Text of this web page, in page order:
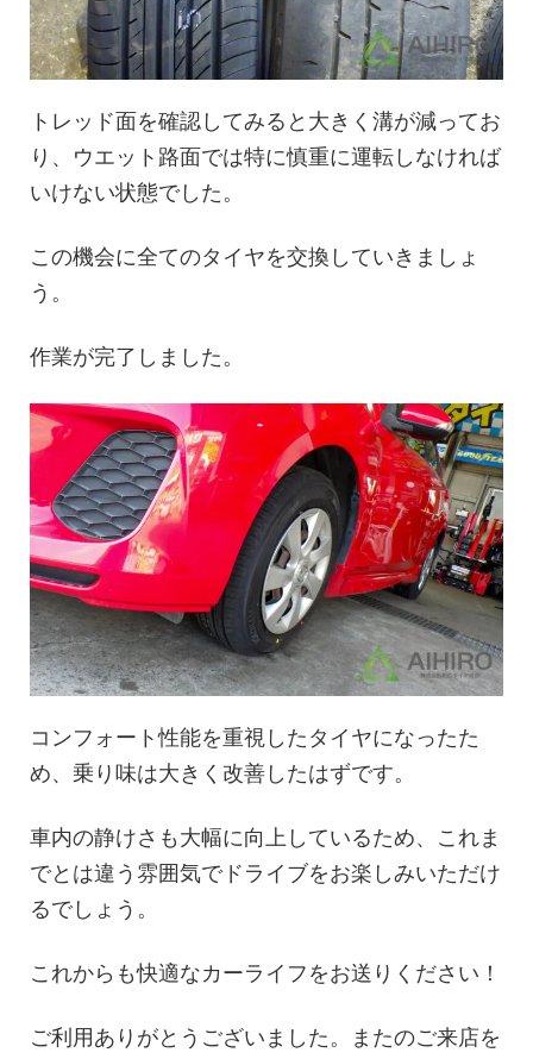
トレッド面を確認してみると大きく溝が減ってお
り、ウエット路面では特に慎重に運転しなければ
いけない状態でした。
この機会に全てのタイヤを交換していきましょ
う。
作業が完了しました。
コンフォート性能を重視したタイヤになったた
め、乗り味は大きく改善したはずです。
車内の静けさも大幅に向上しているため、これま
でとは違う雰囲気でドライブをお楽しみいただけ
るでしょう。
これからも快適なカーライフをお送りください！
ご利用ありがとうございました。またのご来店を